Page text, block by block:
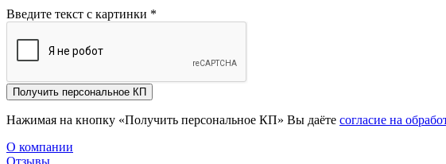
Введите текст с картинки *
Получить персональное КП
Нажимая на кнопку «Получить персональное КП» Вы даёте согласие на
О компании